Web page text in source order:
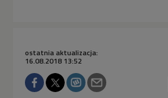
ostatnia aktualizacja:
16.08.2018 13:52